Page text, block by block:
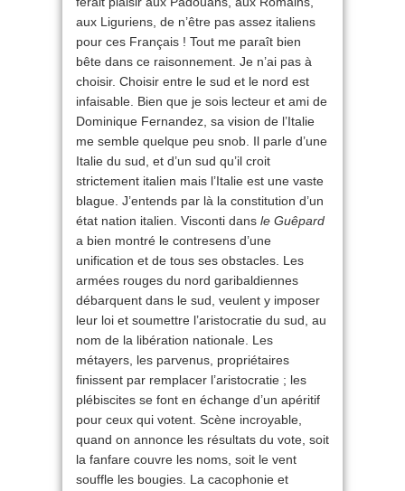
aux Liguriens, de n’être pas assez italiens
pour ces Français ! Tout me paraît bien
bête dans ce raisonnement. Je n’ai pas à
choisir. Choisir entre le sud et le nord est
infaisable. Bien que je sois lecteur et ami de
Dominique Fernandez, sa vision de l’Italie
me semble quelque peu snob. Il parle d’une
Italie du sud, et d’un sud qu’il croit
strictement italien mais l’Italie est une vaste
blague. J’entends par là la constitution d’un
état nation italien. Visconti dans le Guêpard
a bien montré le contresens d’une
unification et de tous ses obstacles. Les
armées rouges du nord garibaldiennes
débarquent dans le sud, veulent y imposer
leur loi et soumettre l’aristocratie du sud, au
nom de la libération nationale. Les
métayers, les parvenus, propriétaires
finissent par remplacer l’aristocratie ; les
plébiscites se font en échange d’un apéritif
pour ceux qui votent. Scène incroyable,
quand on annonce les résultats du vote, soit
la fanfare couvre les noms, soit le vent
souffle les bougies. La cacophonie et